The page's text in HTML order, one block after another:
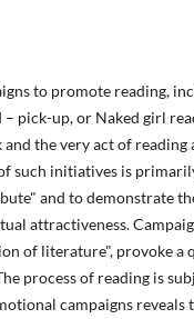
to promote reading,
– pick-up, or Naked girl
the very act of reading
such initiatives is
and to demonstrate
attractiveness.
of literature", provoke a
process of reading is
campaigns reveals